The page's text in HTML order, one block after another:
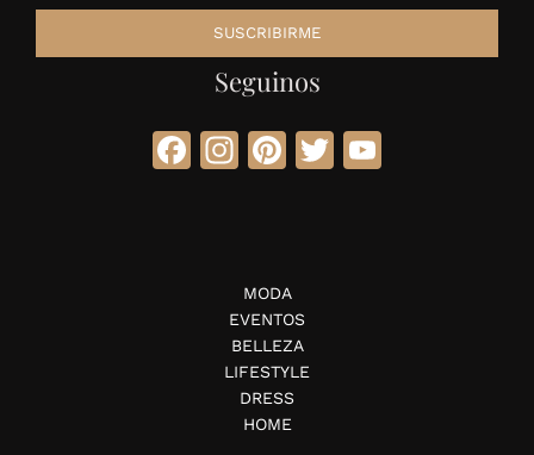
Seguinos
Facebook
Instagram
Pinterest
Twitter
MODA
EVENTOS
BELLEZA
LIFESTYLE
DRESS
HOME